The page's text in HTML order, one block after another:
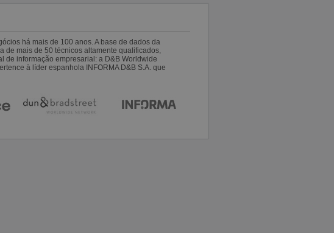
há mais de 100 anos. A base de dados da
de mais de 50 técnicos altamente qualificados,
de informação empresarial: a D&B Worldwide
à líder espanhola INFORMA D&B S.A. que